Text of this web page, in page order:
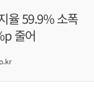
율 59.9% 소폭
줄어